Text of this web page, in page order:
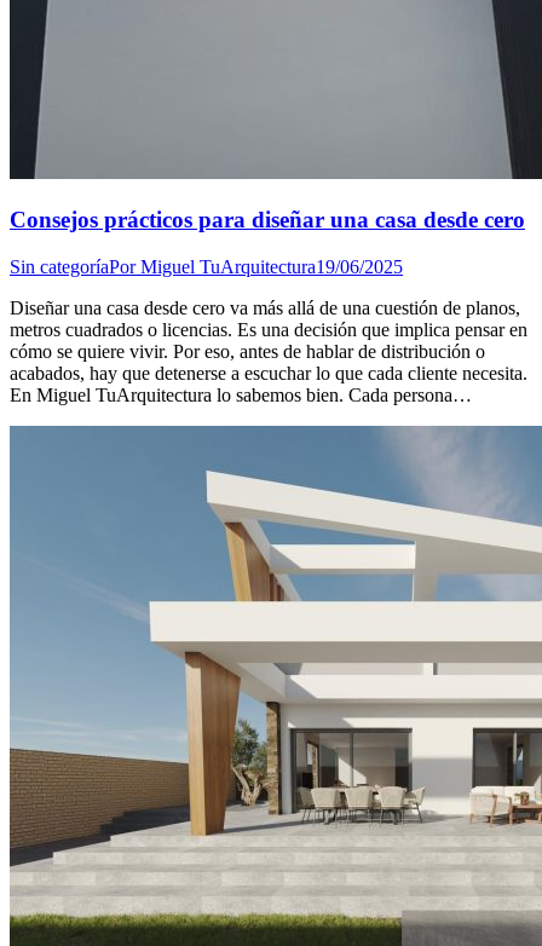
Consejos prácticos para diseñar una casa desde cero
Sin categoríaPorMiguel TuArquitectura19/06/2025
Diseñar una casa desde cero va más allá de una cuestión de planos,
metros cuadrados o licencias. Es una decisión que implica pensar en
cómo se quiere vivir. Por eso, antes de hablar de distribución o
acabados, hay que detenerse a escuchar lo que cada cliente necesita.
En Miguel TuArquitectura lo sabemos bien. Cada persona…